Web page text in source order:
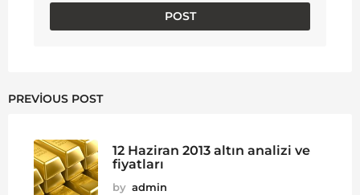
PREVIOUS POST
12 Haziran 2013 altın analizi ve
fiyatları
by admin